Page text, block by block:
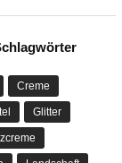
Creme
Glitter